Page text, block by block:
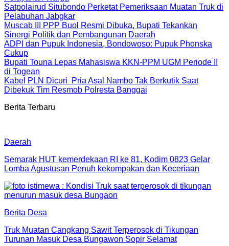
Satpolairud Situbondo Perketat Pemeriksaan Muatan Truk di
Pelabuhan Jabgkar
Muscab III PPP Buol Resmi Dibuka, Bupati Tekankan
Sinergi Politik dan Pembangunan Daerah
ADPI dan Pupuk Indonesia, Bondowoso: Pupuk Phonska
Cukup
Bupati Touna Lepas Mahasiswa KKN-PPM UGM Periode II
di Togean
Kabel PLN Dicuri Pria Asal Nambo Tak Berkutik Saat
Dibekuk Tim Resmob Polresta Banggai
Berita Terbaru
Daerah
Semarak HUT kemerdekaan RI ke 81, Kodim 0823 Gelar
Lomba Agustusan Penuh kekompakan dan Keceriaan
Berita Desa
Truk Muatan Cangkang Sawit Terperosok di Tikungan
Turunan Masuk Desa Bungawon Sopir Selamat